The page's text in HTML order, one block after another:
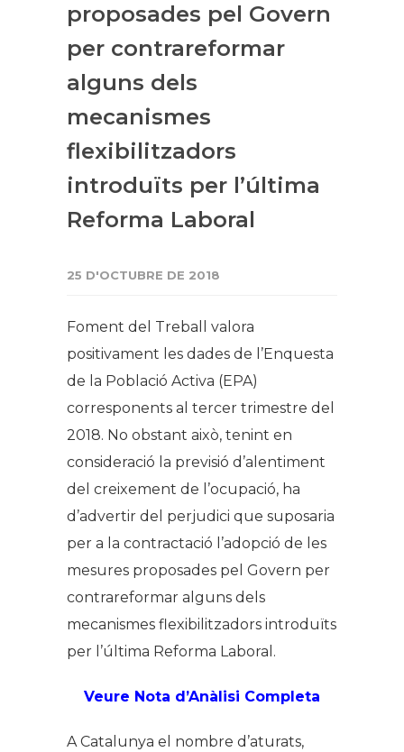
proposades pel Govern
per contrareformar
alguns dels
mecanismes
flexibilitzadors
introduïts per l’última
Reforma Laboral
25 D'OCTUBRE DE 2018
Foment del Treball valora
positivament les dades de l’Enquesta
de la Població Activa (EPA)
corresponents al tercer trimestre del
2018. No obstant això, tenint en
consideració la previsió d’alentiment
del creixement de l’ocupació, ha
d’advertir del perjudici que suposaria
per a la contractació l’adopció de les
mesures proposades pel Govern per
contrareformar alguns dels
mecanismes flexibilitzadors introduïts
per l’última Reforma Laboral.
Veure Nota d’Anàlisi Completa
A Catalunya el nombre d’aturats,